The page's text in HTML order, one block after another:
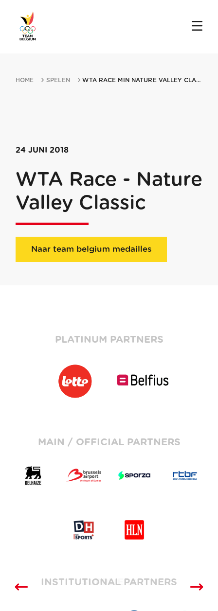
HOME SPELEN WTA RACE MIN NATURE VALLEY CLASSIC 24062018 BIRMINGHAM
24 JUNI 2018
WTA Race - Nature
Valley Classic
Naar team belgium medailles
PLATINUM PARTNERS
MAIN / OFFICIAL PARTNERS
SUPPLIERS
INSTITUTIONAL PARTNERS